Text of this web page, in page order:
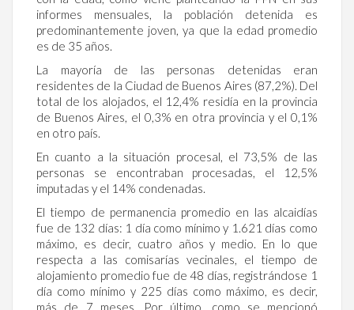
informes mensuales, la población detenida es
predominantemente joven, ya que la edad promedio
es de 35 años.
La mayoría de las personas detenidas eran
residentes de la Ciudad de Buenos Aires (87,2%). Del
total de los alojados, el 12,4% residía en la provincia
de Buenos Aires, el 0,3% en otra provincia y el 0,1%
en otro país.
En cuanto a la situación procesal, el 73,5% de las
personas se encontraban procesadas, el 12,5%
imputadas y el 14% condenadas.
El tiempo de permanencia promedio en las alcaidías
fue de 132 días: 1 día como mínimo y 1.621 días como
máximo, es decir, cuatro años y medio. En lo que
respecta a las comisarías vecinales, el tiempo de
alojamiento promedio fue de 48 días, registrándose 1
día como mínimo y 225 días como máximo, es decir,
más de 7 meses. Por último, como se mencionó